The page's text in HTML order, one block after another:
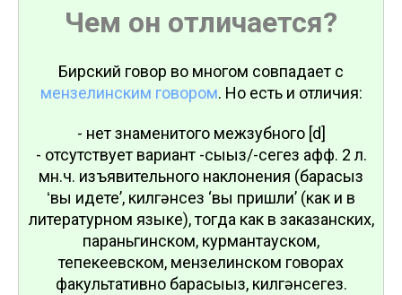
Чем он отличается?
Бирский говор во многом совпадает с
мензелинским говором. Но есть и отличия:
- нет знаменитого межзубного [d]
- отсутствует вариант -сығыз/-сегез афф. 2 л.
мн.ч. изъявительного наклонения (барасыз
ʻвы идете’, килгәнсез ‘вы пришли’ (как и в
литературном языке), тогда как в заказанских,
параньгинском, курмантауском,
тепекеевском, мензелинском говорах
факультативно барасығыз, килгәнсегез.